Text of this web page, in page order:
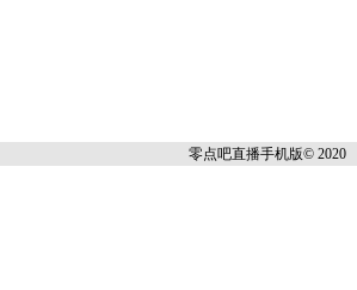
零点吧直播手机版© 2020